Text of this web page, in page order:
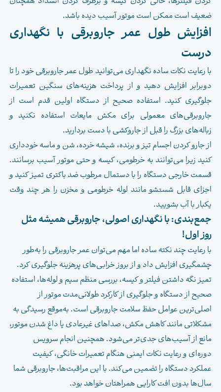
ضعیف است ممکن است موتور آسیب دیده باشد.
افزایش طول عمر جاروبرقی با نگهداری
درست
با رعایت نکات ساده نگهداری می‌توانید طول عمر جاروبرقی خود را تا
دوبرابر افزایش دهید و از پرداخت هزینه‌های سنگین تعمیرات
جلوگیری کنید. استفاده صحیح از دستگاه اولین قدم است از
جاروبرقی‌های معمولی برای مکش مایعات استفاده نکنید و
زباله‌های بزرگ را قبل از جاروکشی با دست بردارید.
از جارو کردن اجسام تیز و برنده، شیشه خرده، شن و ماسه خودداری
کنید زیرا می‌توانند به خرطومی، کیسه و حتی موتور آسیب برسانند.
قسمت خارجی دستگاه را با دستمال مرطوب ضد باکتری تمیز کنید و
اجزای قابل شستشو مانند لوله خرطومی و مخزن را هر چند وقت
یکبار با آب بشویید.
جمع‌بندی: با نگهداری اصولی، جاروبرقی همیشه مثل
روز اول!
با رعایت چند نکته ساده اما مهم می‌توان عمر جاروبرقی را به‌طور
چشمگیری افزایش داد و از بروز خرابی‌های پرهزینه جلوگیری کرد.
تمیز نگه داشتن فیلتر و کیسه، بررسی منظم سیم و لوله‌ها، استفاده
صحیح از دستگاه و جلوگیری از کارکرد طولانی‌مدت موتور از
اصلی‌ترین عوامل حفظ سلامت جاروبرقی است. به‌موقع رسیدگی به
مشکلاتی مانند کاهش مکش، صداهای غیرعادی یا داغ شدن موتور،
مانع از آسیب‌های جدی‌تر می‌شود. همچنین انجام سرویس
دوره‌ای و رعایت نکات ایمنی هنگام تعمیرات خانگی، کیفیت
عملکرد دستگاه را تضمین می‌کند. با این مراقبت‌ها، جاروبرقی شما
سال‌ها بدون افت کارایی همراهتان خواهد بود.